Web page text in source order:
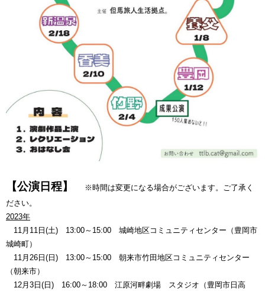
【公演日程】
※時間は変更になる場合がございます。ご了承く
ださい。
2023年
11月11日(土) 13:00～15:00 城崎地区コミュニティセンター（豊岡市
城崎町）
11月26日(日) 13:00～15:00 朝来市竹田地区コミュニティセンター
（朝来市）
12月3日(日) 16:00～18:00 江原河畔劇場 スタジオ（豊岡市日高